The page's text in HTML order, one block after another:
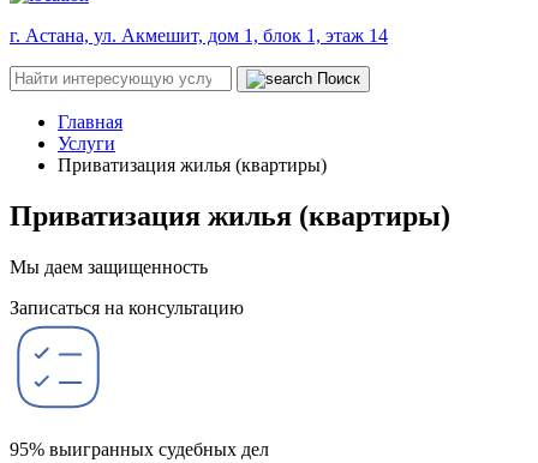
г. Астана, ул. Акмешит, дом 1, блок 1, этаж 14
Поиск
Главная
Услуги
Приватизация жилья (квартиры)
Приватизация жилья (квартиры)
Мы даем защищенность
Записаться на консультацию
95% выигранных судебных дел